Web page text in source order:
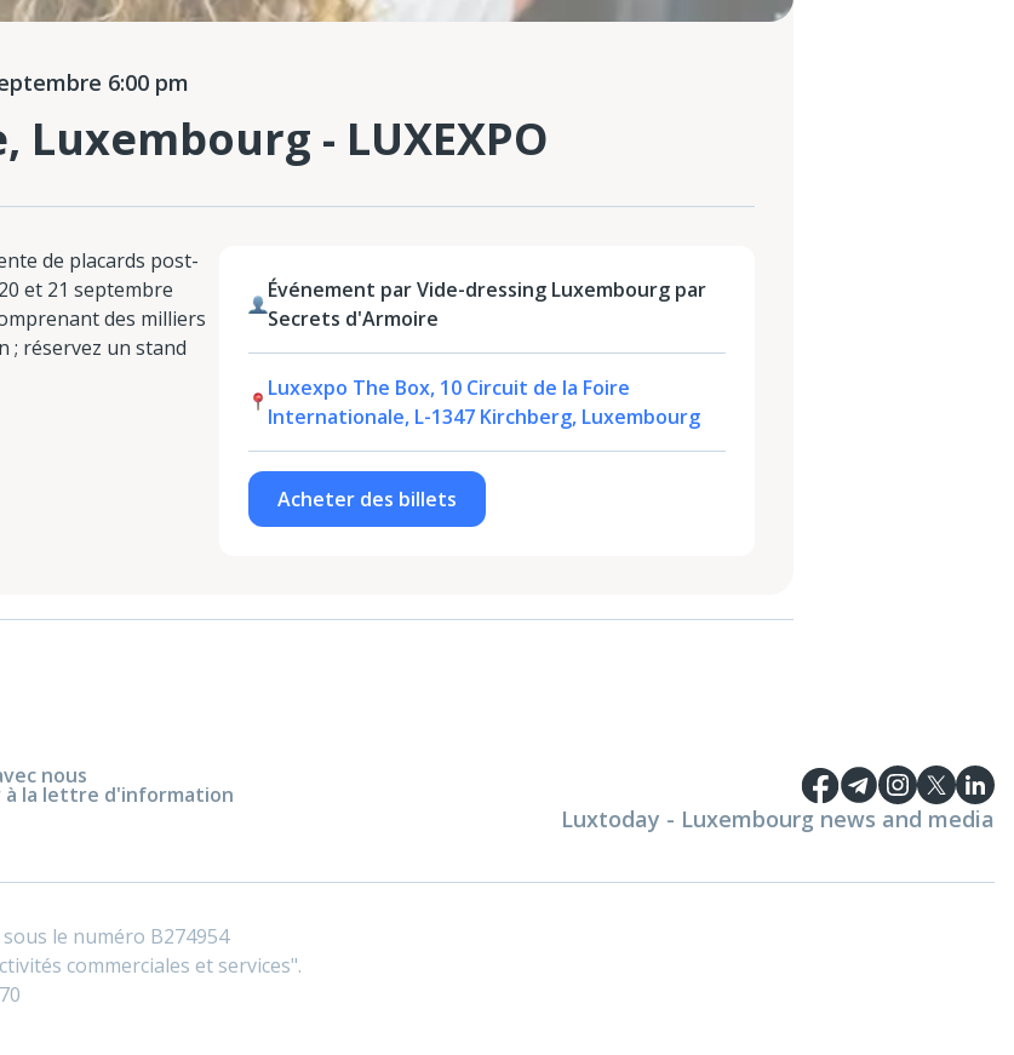
6:00 pm
- LUXEXPO
de placards post-
et 21 septembre
des milliers
; réservez un stand
Événement par Vide-dressing Luxembourg par
Secrets d'Armoire
Luxexpo The Box, 10 Circuit de la Foire
Internationale, L-1347 Kirchberg, Luxembourg
Acheter des billets
nous
à la lettre d'information
Luxtoday - Luxembourg news and media
le numéro B274954
commerciales et services".